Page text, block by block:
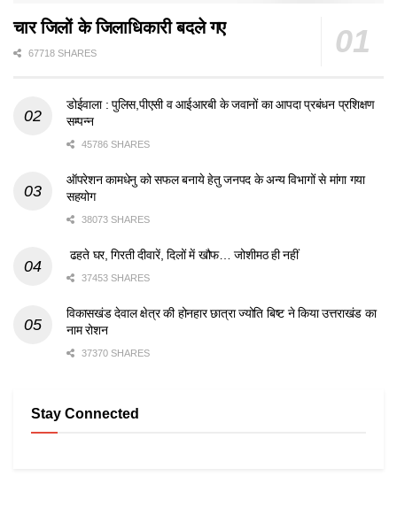
चार जिलों के जिलाधिकारी बदले गए
67718 SHARES
डोईवाला : पुलिस,पीएसी व आईआरबी के जवानों का आपदा प्रबंधन प्रशिक्षण
सम्पन्न
45786 SHARES
ऑपरेशन कामधेनु को सफल बनाये हेतु जनपद के अन्य विभागों से मांगा गया
सहयोग
38073 SHARES
ढहते घर, गिरती दीवारें, दिलों में खौफ… जोशीमठ ही नहीं
37453 SHARES
विकासखंड देवाल क्षेत्र की होनहार छात्रा ज्योति बिष्ट ने किया उत्तराखंड का
नाम रोशन
37370 SHARES
Stay Connected